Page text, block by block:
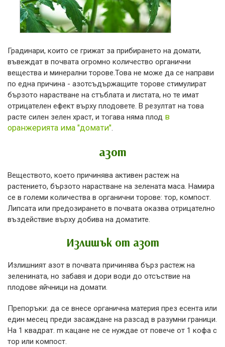
Градинари, които се грижат за прибирането на домати,
въвеждат в почвата огромно количество органични
вещества и минерални торове.Това не може да се направи
по една причина - азотсъдържащите торове стимулират
бързото нарастване на стъблата и листата, но те имат
отрицателен ефект върху плодовете. В резултат на това
расте силен зелен храст, и тогава няма плод в
оранжерията има "домати".
азот
Веществото, което причинява активен растеж на
растението, бързото нарастване на зелената маса. Намира
се в големи количества в органични торове: тор, компост.
Липсата или предозирането в почвата оказва отрицателно
въздействие върху добива на доматите.
Излишък от азот
Излишният азот в почвата причинява бърз растеж на
зеленината, но забавя и дори води до отсъствие на
плодове яйчници на домати.
Препоръки: да се внесе органична материя през есента или
един месец преди засаждане на разсад в разумни граници.
На 1 квадрат. m кацане не се нуждае от повече от 1 кофа с
тор или компост.